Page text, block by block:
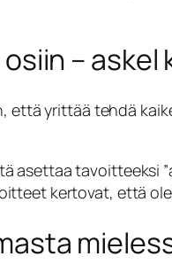
– askel
että yrittää tehdä
asettaa tavoitteeksi
kertovat, että